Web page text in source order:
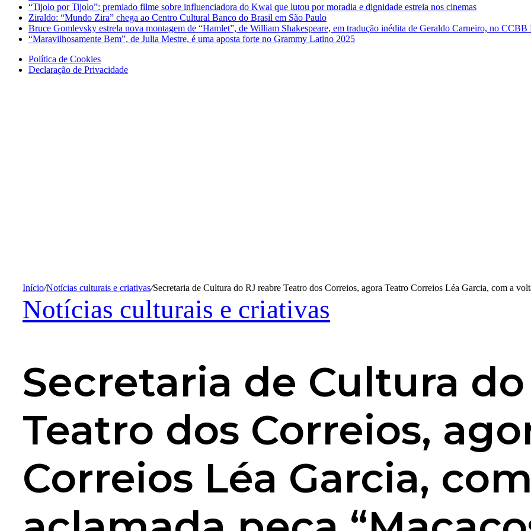
“Tijolo por Tijolo”: premiado filme sobre influenciadora do Kwai que lutou por moradia e dignidade estreia nos cinemas
Ziraldo: “Mundo Zira” chega ao Centro Cultural Banco do Brasil em São Paulo
Bruce Gomlevsky estrela nova montagem de “Hamlet”, de William Shakespeare, em tradução inédita de Geraldo Carneiro, no CCBB
“Maravilhosamente Bem”, de Julia Mestre, é uma aposta forte no Grammy Latino 2025
Política de Cookies
Declaração de Privacidade
Início/Notícias culturais e criativas/Secretaria de Cultura do RJ reabre Teatro dos Correios, agora Teatro Correios Léa Garcia, com a
Notícias culturais e criativas
Secretaria de Cultura
Teatro dos Correios,
Correios Léa Garcia,